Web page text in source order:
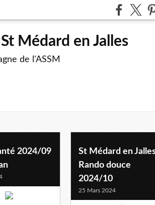
Médard en Jalles
de l'ASSM
2024/09
St Médard en
Rando douce
2024/10
25 Mars 2024